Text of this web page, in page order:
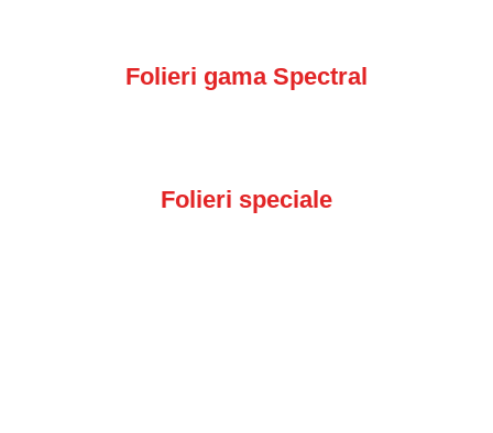
Folieri gama Spectral
Folieri speciale